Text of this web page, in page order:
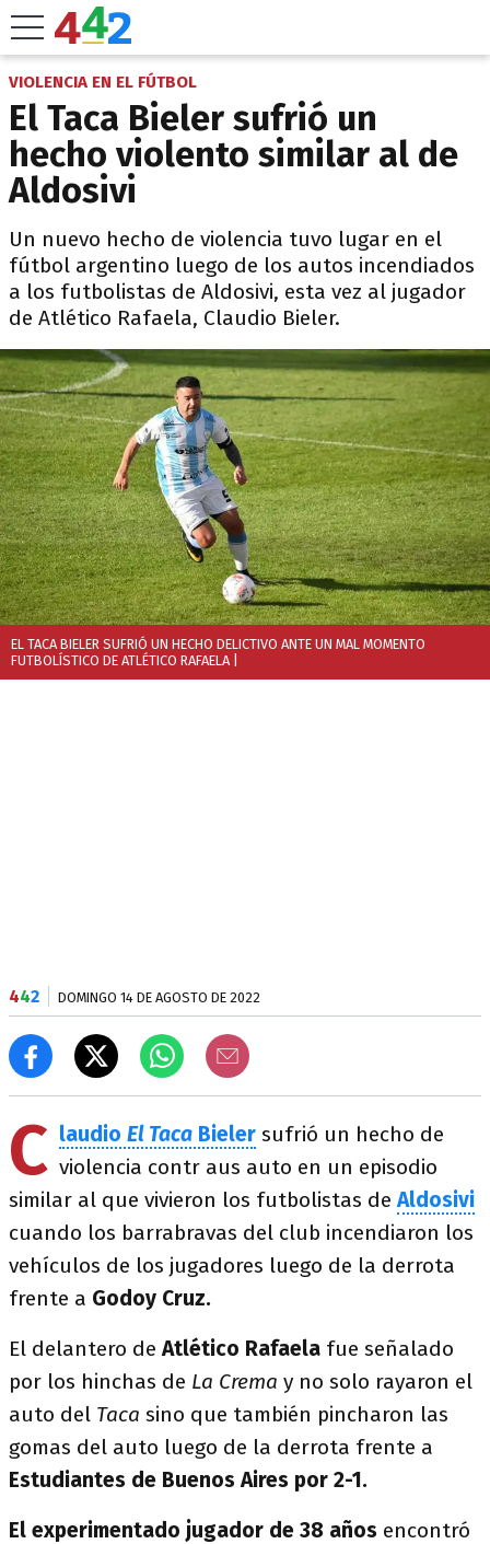
VIOLENCIA EN EL FÚTBOL
El Taca Bieler sufrió un
hecho violento similar al de
Aldosivi
Un nuevo hecho de violencia tuvo lugar en el
fútbol argentino luego de los autos incendiados
a los futbolistas de Aldosivi, esta vez al jugador
de Atlético Rafaela, Claudio Bieler.
EL TACA BIELER SUFRIÓ UN HECHO DELICTIVO ANTE UN MAL MOMENTO
FUTBOLÍSTICO DE ATLÉTICO RAFAELA
442 DOMINGO 14 DE AGOSTO DE 2022
C laudio El Taca Bieler sufrió un hecho de
violencia contr aus auto en un episodio
similar al que vivieron los futbolistas deAldosivi
cuando los barrabravas del club incendiaron los
vehículos de los jugadores luego de la derrota
frente a Godoy Cruz.
El delantero deAtlético Rafaela fue señalado
por los hinchas de La Crema y no solo rayaron el
auto del Taca sino que también pincharon las
gomas del auto luego de la derrota frente a
Estudiantes de Buenos Aires por 2-1.
El experimentado jugador de 38 años encontró